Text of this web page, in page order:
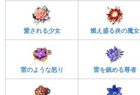
愛される少女 燃え盛る炎の魔女
雷のような怒り 雷を鎮める尊者